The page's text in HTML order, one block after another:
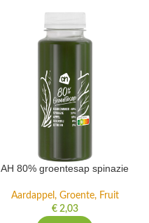
AH 80% groentesap spinazie
Aardappel, Groente, Fruit
€2,03